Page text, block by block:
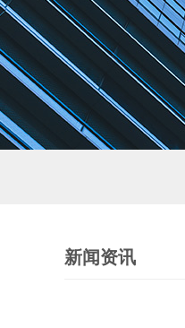
新闻资讯